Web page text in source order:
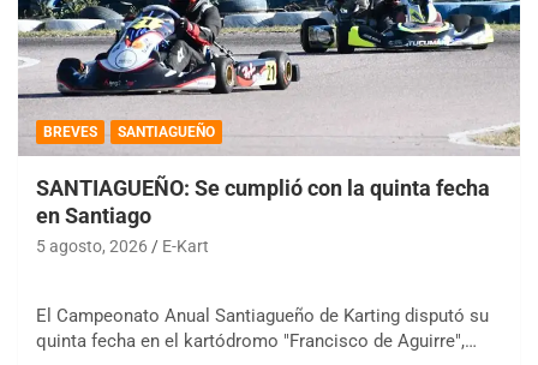
BREVES SANTIAGUEÑO
SANTIAGUEÑO: Se cumplió con la quinta fecha
en Santiago
5 agosto, 2026 E-Kart
El Campeonato Anual Santiagueño de Karting disputó su
quinta fecha en el kartódromo "Francisco de Aguirre",…